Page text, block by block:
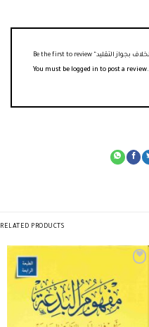
You must be logged in to post a review.
RELATED PRODUCTS